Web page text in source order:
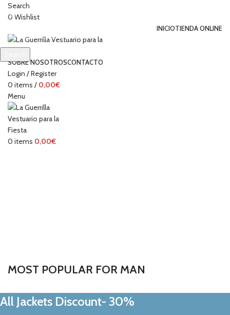
Search
0 Wishlist
INICIOTIENDA ONLINE
SOBRE NOSOTROSCONTACTO
Login / Register
0 items / 0,00€
Menu
0 items 0,00€
MOST POPULAR FOR MAN
All Jackets Discount- 30%
Start typing to see products you are looking for.